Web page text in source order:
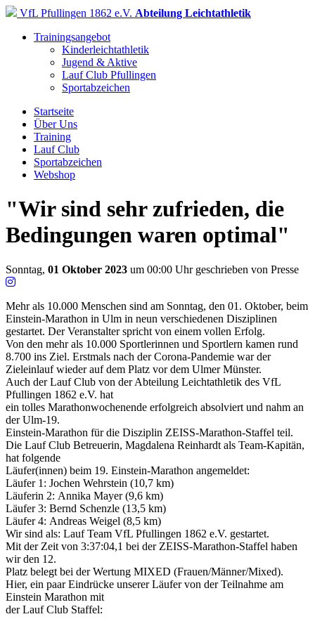
VfL Pfullingen 1862 e.V. Abteilung Leichtathletik
Trainingsangebot
Kinderleichtathletik
Jugend & Aktive
Lauf Club Pfullingen
Sportabzeichen
Startseite
Über Uns
Training
Lauf Club
Sportabzeichen
Webshop
"Wir sind sehr zufrieden, die
Bedingungen waren optimal"
Sonntag, 01 Oktober 2023 um 00:00 Uhr geschrieben von Presse
Mehr als 10.000 Menschen sind am Sonntag, den 01. Oktober, beim
Einstein-Marathon in Ulm in neun verschiedenen Disziplinen
gestartet. Der Veranstalter spricht von einem vollen Erfolg.
Von den mehr als 10.000 Sportlerinnen und Sportlern kamen rund
8.700 ins Ziel. Erstmals nach der Corona-Pandemie war der
Zieleinlauf wieder auf dem Platz vor dem Ulmer Münster.
Auch der Lauf Club von der Abteilung Leichtathletik des VfL
Pfullingen 1862 e.V. hat
ein tolles Marathonwochenende erfolgreich absolviert und nahm an
der Ulm-19.
Einstein-Marathon für die Disziplin ZEISS-Marathon-Staffel teil.
Die Lauf Club Betreuerin, Magdalena Reinhardt als Team-Kapitän,
hat folgende
Läufer(innen) beim 19. Einstein-Marathon angemeldet:
Läufer 1: Jochen Wehrstein (10,7 km)
Läuferin 2: Annika Mayer (9,6 km)
Läufer 3: Bernd Schenzle (13,5 km)
Läufer 4: Andreas Weigel (8,5 km)
Wir sind als: Lauf Team VfL Pfullingen 1862 e.V. gestartet.
Mit der Zeit von 3:37:04,1 bei der ZEISS-Marathon-Staffel haben
wir den 12.
Platz belegt bei der Wertung MIXED (Frauen/Männer/Mixed).
Hier, ein paar Eindrücke unserer Läufer von der Teilnahme am
Einstein Marathon mit
der Lauf Club Staffel: